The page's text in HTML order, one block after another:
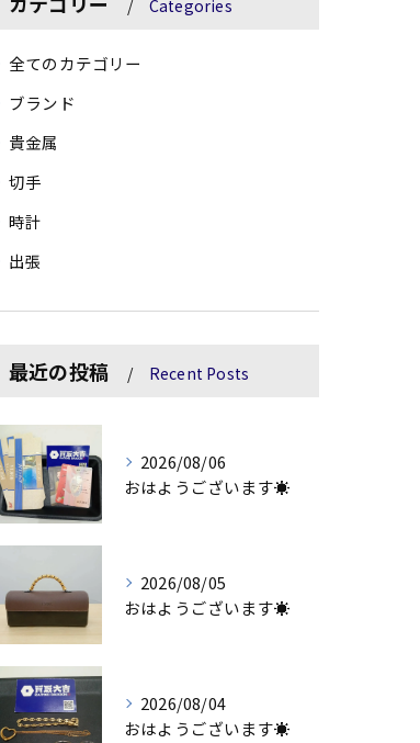
Categories
全てのカテゴリー
ブランド
貴金属
切手
時計
出張
最近の投稿 Recent Posts
2026/08/06
おはようございます☀
2026/08/05
おはようございます☀
2026/08/04
おはようございます☀